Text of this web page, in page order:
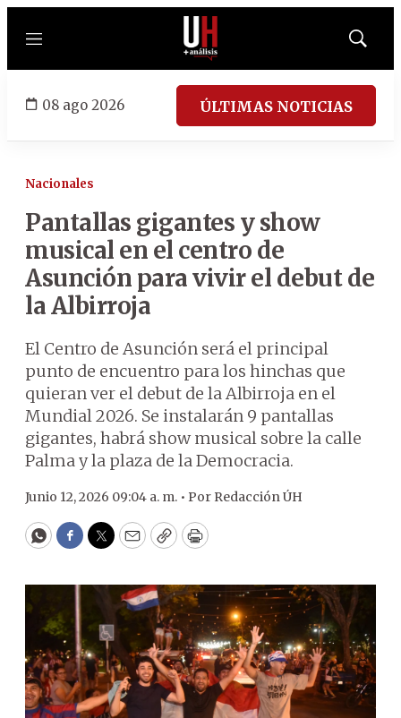
Menú
Mostrar
08 ago 2026 ÚLTIMAS NOTICIAS
Nacionales
Pantallas gigantes y show
musical en el centro de
Asunción para vivir el debut de
la Albirroja
El Centro de Asunción será el principal
punto de encuentro para los hinchas que
quieran ver el debut de la Albirroja en el
Mundial 2026. Se instalarán 9 pantallas
gigantes, habrá show musical sobre la calle
Palma y la plaza de la Democracia.
Junio 12, 2026 09:04 a. m. • Por Redacción ÚH
WhatsApp
Facebook
Twitter
EmailCopyPrint